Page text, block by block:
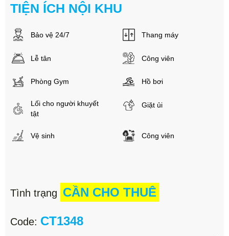
TIỆN ÍCH NỘI KHU
Bảo vệ 24/7 Thang máy
Lễ tân Công viên
Phòng Gym Hồ bơi
Lối cho người khuyết
tật
Giặt ủi
Vệ sinh Công viên
Tình trạng CẦN CHO THUÊ
Code: CT1348